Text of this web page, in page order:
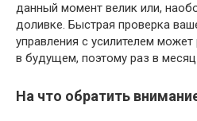
данный момент велик или,
доливке. Быстрая проверка
управления с усилителем
в будущем, поэтому раз в
На что обратить